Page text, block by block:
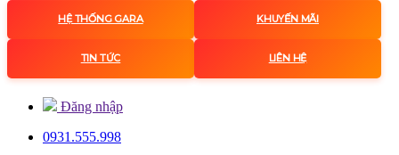
HỆ THỐNG GARA KHUYẾN MÃI
TIN TỨC LIÊN HỆ
Đăng nhập
0931.555.998